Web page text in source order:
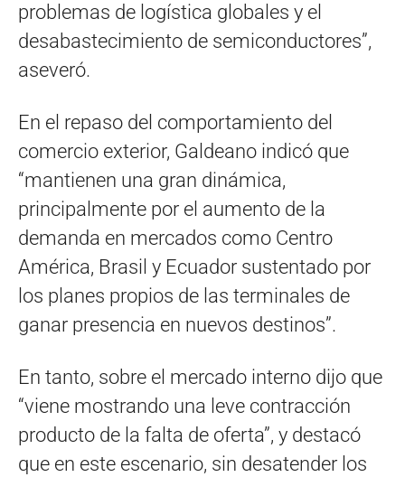
problemas de logística globales y el
desabastecimiento de semiconductores”,
aseveró.
En el repaso del comportamiento del
comercio exterior, Galdeano indicó que
“mantienen una gran dinámica,
principalmente por el aumento de la
demanda en mercados como Centro
América, Brasil y Ecuador sustentado por
los planes propios de las terminales de
ganar presencia en nuevos destinos”.
En tanto, sobre el mercado interno dijo que
“viene mostrando una leve contracción
producto de la falta de oferta”, y destacó
que en este escenario, sin desatender los